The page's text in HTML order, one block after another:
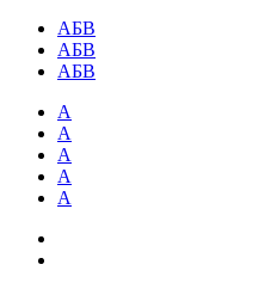
АБВ
АБВ
АБВ
А
А
А
А
А